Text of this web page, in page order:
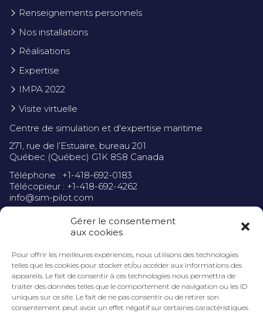
Gérer le consentement
aux cookies
Pour offrir les meilleures expériences, nous utilisons des technologies
telles que les cookies pour stocker et/ou accéder aux informations des
appareils. Le fait de consentir à ces technologies nous permettra de
traiter des données telles que le comportement de navigation ou les ID
uniques sur ce site. Le fait de ne pas consentir ou de retirer son
consentement peut avoir un effet négatif sur certaines caractéristiques
Renseignements personnels
Nos installations
Réalisations
Expertise
IMPA 2022
Visite virtuelle
Centre de simulation et d'expertise maritime
271, rue de l’Estuaire, bureau 201
Québec (Québec) G1K 8S8 Canada
Téléphone : +1-418-692-0183
Télécopieur : +1-418-692-4262
info@sim-pilot.com
Politique de confidentialité